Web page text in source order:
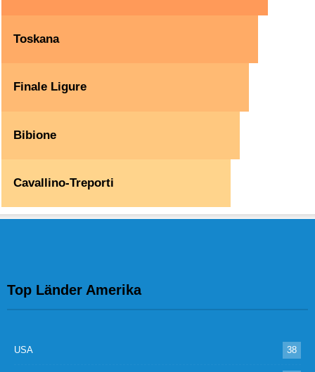
Toskana
Finale Ligure
Bibione
Cavallino-Treporti
Top Länder Amerika
USA 38